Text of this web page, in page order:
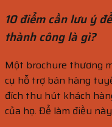
10 điểm cần lưu ý
thành công là gì?
Một brochure thương
cụ hỗ trợ bán hàng
đích thu hút khách
của họ. Để làm điều